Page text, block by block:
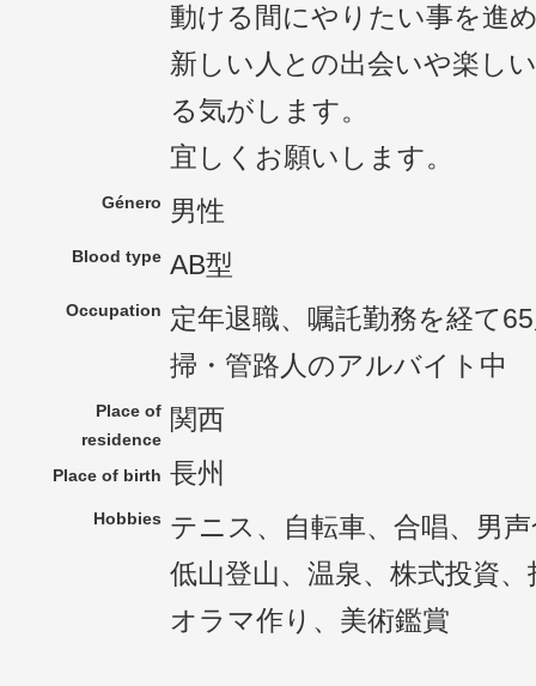
動ける間にやりたい事を進
新しい人との出会いや楽し
る気がします。
宜しくお願いします。
Género 男性
Blood type AB型
Occupation 定年退職、嘱託勤務を経て
掃・管路人のアルバイト中
Place of
residence
関西
Place of birth 長州
Hobbies テニス、自転車、合唱、男
低山登山、温泉、株式投資
オラマ作り、美術鑑賞